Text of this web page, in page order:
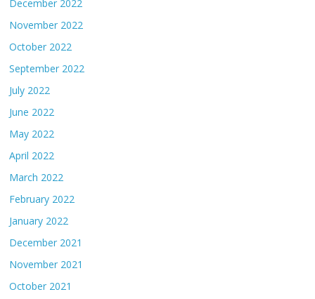
December 2022
November 2022
October 2022
September 2022
July 2022
June 2022
May 2022
April 2022
March 2022
February 2022
January 2022
December 2021
November 2021
October 2021